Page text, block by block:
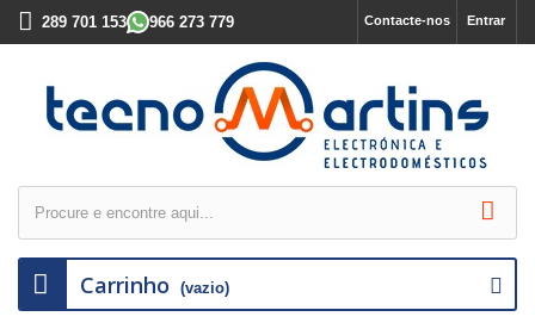
Entrar
Contacte-nos
289 701 153 966 273 779
Carrinho (vazio)